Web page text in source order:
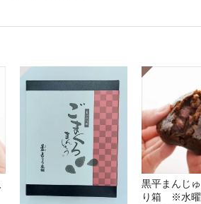
黒平まんじ
り箱 ※水曜